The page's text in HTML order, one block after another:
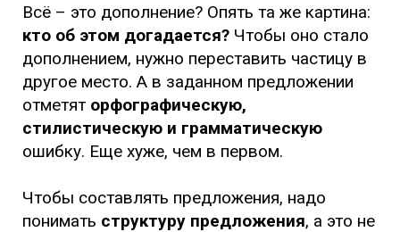
Всё – это дополнение? Опять та же картина:
кто об этом догадается? Чтобы оно стало
дополнением, нужно переставить частицу в
другое место. А в заданном предложении
отметят орфографическую,
стилистическую и грамматическую
ошибку. Еще хуже, чем в первом.
Чтобы составлять предложения, надо
понимать структуру предложения, а это не